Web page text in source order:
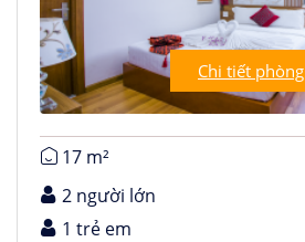
Chi tiết phòng
17 m²
2 người lớn
1 trẻ em